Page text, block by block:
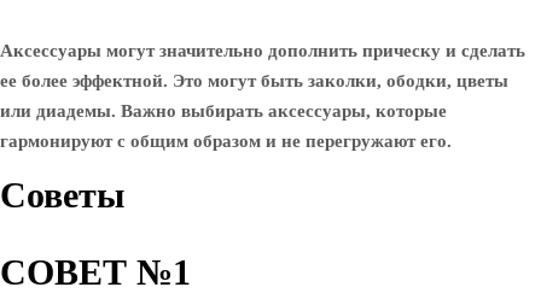
Аксессуары могут значительно дополнить прическу и сделать
ее более эффектной. Это могут быть заколки, ободки, цветы
или диадемы. Важно выбирать аксессуары, которые
гармонируют с общим образом и не перегружают его.
Советы
СОВЕТ №1